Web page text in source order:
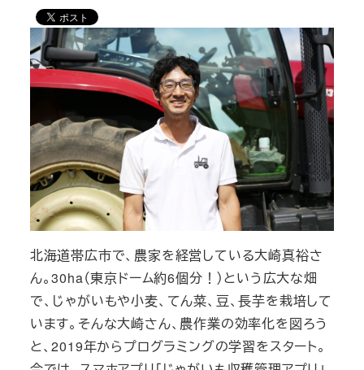
北海道帯広市で、農家を経営している大崎真裕さ
ん。30ha（東京ドーム約6個分！）という広大な畑
で、じゃがいもや小麦、てん菜、豆、長芋を栽培して
います。そんな大崎さん、農作業の効率化を図ろう
と、2019年からプログラミングの学習をスタート。